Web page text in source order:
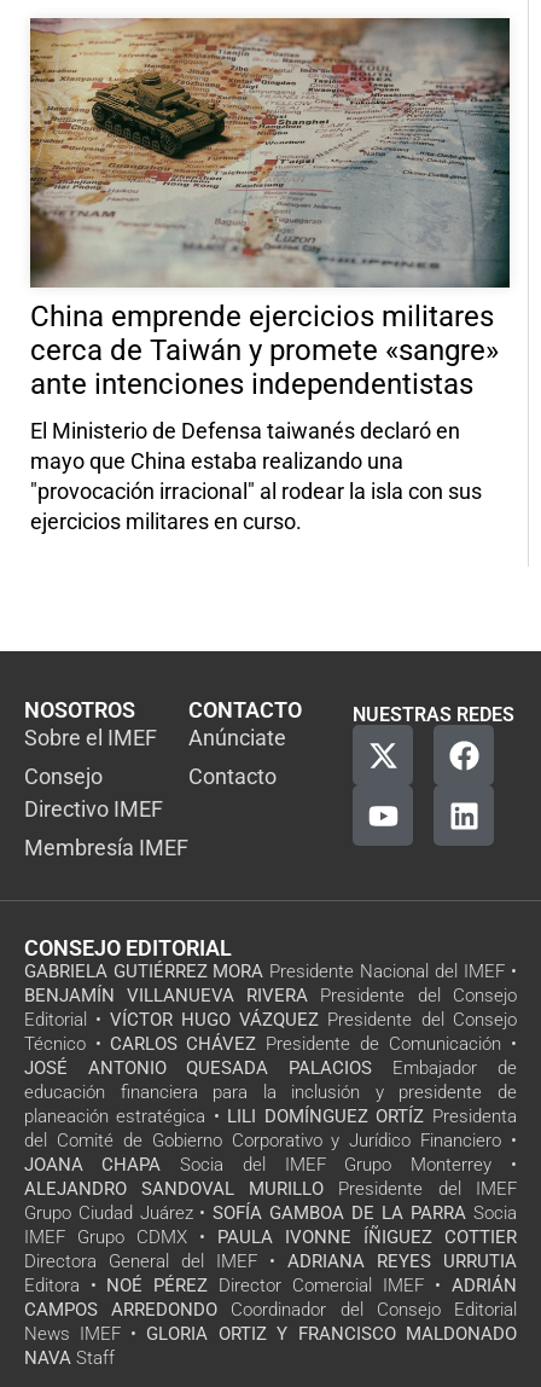
China emprende ejercicios militares
cerca de Taiwán y promete «sangre»
ante intenciones independentistas
El Ministerio de Defensa taiwanés declaró en
mayo que China estaba realizando una
"provocación irracional" al rodear la isla con sus
ejercicios militares en curso.
NOSOTROS
Sobre el IMEF
Consejo
Directivo IMEF
Membresía IMEF
CONTACTO
Anúnciate
Contacto
NUESTRAS REDES
CONSEJO EDITORIAL
GABRIELA GUTIÉRREZ MORA Presidente Nacional del IMEF •
BENJAMÍN VILLANUEVA RIVERA Presidente del Consejo
Editorial • VÍCTOR HUGO VÁZQUEZ Presidente del Consejo
Técnico • CARLOS CHÁVEZ Presidente de Comunicación •
JOSÉ ANTONIO QUESADA PALACIOS Embajador de
educación financiera para la inclusión y presidente de
planeación estratégica • LILI DOMÍNGUEZ ORTÍZ Presidenta
del Comité de Gobierno Corporativo y Jurídico Financiero •
JOANA CHAPA Socia del IMEF Grupo Monterrey •
ALEJANDRO SANDOVAL MURILLO Presidente del IMEF
Grupo Ciudad Juárez • SOFÍA GAMBOA DE LA PARRA Socia
IMEF Grupo CDMX •
PAULA IVONNE ÍÑIGUEZ COTTIER
Directora General del IMEF • ADRIANA REYES URRUTIA
Editora •
NOÉ PÉREZ Director Comercial IMEF • ADRIÁN
CAMPOS ARREDONDO Coordinador del Consejo Editorial
News IMEF • GLORIA ORTIZ Y FRANCISCO MALDONADO
NAVA Staff